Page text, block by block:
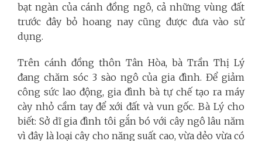
bạt ngàn của cánh đồng ngô, cả những vùng đất
trước đây bỏ hoang nay cũng được đưa vào sử
dụng.
Trên cánh đồng thôn Tân Hòa, bà Trần Thị Lý
đang chăm sóc 3 sào ngô của gia đình. Để giảm
công sức lao động, gia đình bà tự chế tạo ra máy
cày nhỏ cầm tay để xới đất và vun gốc. Bà Lý cho
biết: Sở dĩ gia đình tôi gắn bó với cây ngô lâu năm
vì đây là loại cây cho năng suất cao, vừa dẻo vừa có